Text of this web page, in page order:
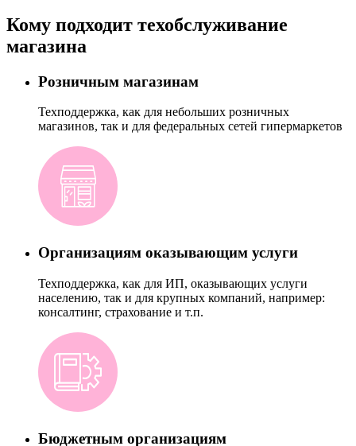
Кому подходит техобслуживание
магазина
Розничным магазинам
Техподдержка, как для небольших розничных
магазинов, так и для федеральных сетей гипермаркетов
Организациям оказывающим услуги
Техподдержка, как для ИП, оказывающих услуги
населению, так и для крупных компаний, например:
консалтинг, страхование и т.п.
Бюджетным организациям